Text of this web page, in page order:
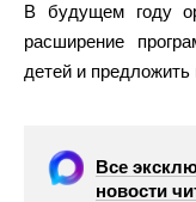
В будущем году
расширение
детей и
Все
новости